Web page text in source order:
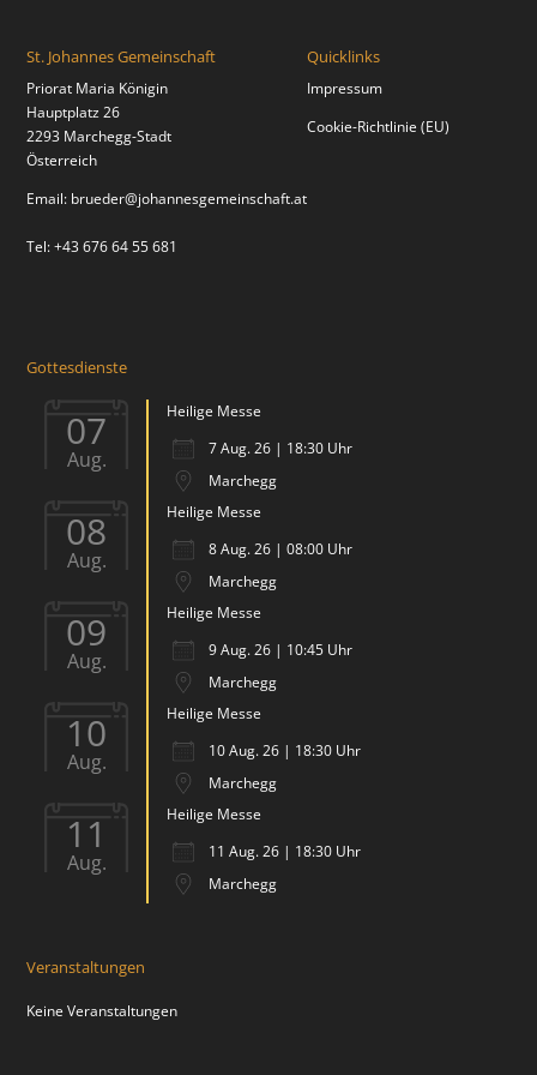
St. Johannes Gemeinschaft
Priorat Maria Königin
Hauptplatz 26
2293 Marchegg-Stadt
Österreich
Email: brueder@johannesgemeinschaft.at
Tel: +43 676 64 55 681
Quicklinks
Impressum
Cookie-Richtlinie (EU)
Gottesdienste
07
Aug.
Heilige Messe
7 Aug. 26 | 18:30 Uhr
Marchegg
08
Aug.
Heilige Messe
8 Aug. 26 | 08:00 Uhr
Marchegg
09
Aug.
Heilige Messe
9 Aug. 26 | 10:45 Uhr
Marchegg
10
Aug.
Heilige Messe
10 Aug. 26 | 18:30 Uhr
Marchegg
11
Aug.
Heilige Messe
11 Aug. 26 | 18:30 Uhr
Marchegg
Veranstaltungen
Keine Veranstaltungen